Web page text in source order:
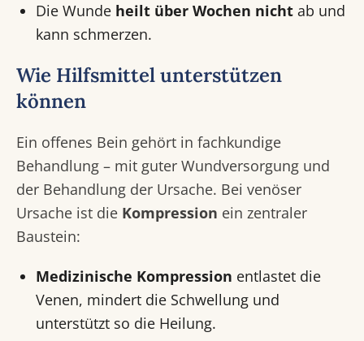
Die Wunde heilt über Wochen nicht ab und
kann schmerzen.
Wie Hilfsmittel unterstützen
können
Ein offenes Bein gehört in fachkundige
Behandlung – mit guter Wundversorgung und
der Behandlung der Ursache. Bei venöser
Ursache ist die Kompression ein zentraler
Baustein:
Medizinische Kompression entlastet die
Venen, mindert die Schwellung und
unterstützt so die Heilung.